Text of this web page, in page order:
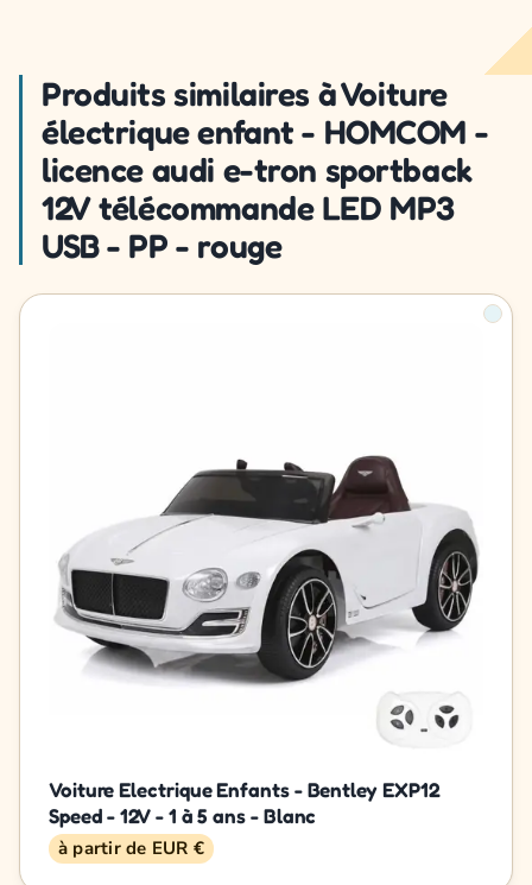
Produits similaires à Voiture
électrique enfant - HOMCOM -
licence audi e-tron sportback
12V télécommande LED MP3
USB - PP - rouge
Voiture Electrique Enfants - Bentley EXP12
Speed - 12V - 1 à 5 ans - Blanc
à partir de EUR €